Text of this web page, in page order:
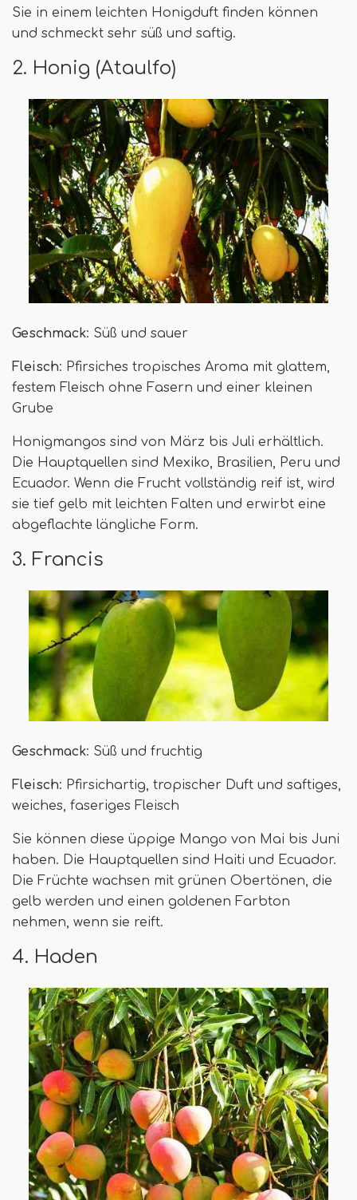
Sie in einem leichten Honigduft finden können
und schmeckt sehr süß und saftig.
2. Honig (Ataulfo)
Geschmack: Süß und sauer
Fleisch: Pfirsiches tropisches Aroma mit glattem,
festem Fleisch ohne Fasern und einer kleinen
Grube
Honigmangos sind von März bis Juli erhältlich.
Die Hauptquellen sind Mexiko, Brasilien, Peru und
Ecuador. Wenn die Frucht vollständig reif ist, wird
sie tief gelb mit leichten Falten und erwirbt eine
abgeflachte längliche Form.
3. Francis
Geschmack: Süß und fruchtig
Fleisch: Pfirsichartig, tropischer Duft und saftiges,
weiches, faseriges Fleisch
Sie können diese üppige Mango von Mai bis Juni
haben. Die Hauptquellen sind Haiti und Ecuador.
Die Früchte wachsen mit grünen Obertönen, die
gelb werden und einen goldenen Farbton
nehmen, wenn sie reift.
4. Haden